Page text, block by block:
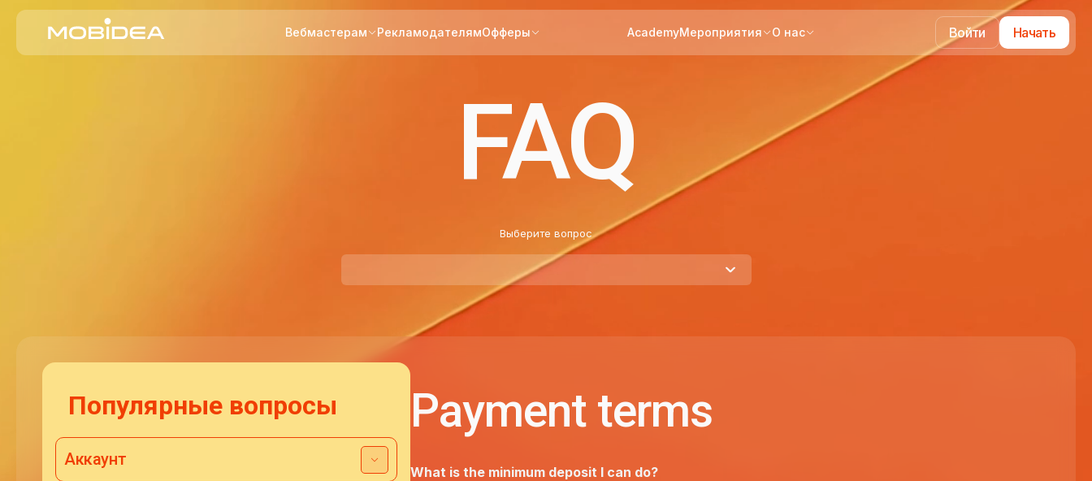
Вебмастерам РекламодателямОфферы AcademyМероприятия О нас Войти Начать
FAQ
Выберите вопрос
Популярные вопросы
Аккаунт
Payment terms
What is the minimum deposit I can do?